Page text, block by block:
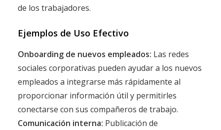
de los trabajadores.
Ejemplos de Uso Efectivo
Onboarding de nuevos empleados: Las redes
sociales corporativas pueden ayudar a los nuevos
empleados a integrarse más rápidamente al
proporcionar información útil y permitirles
conectarse con sus compañeros de trabajo.
Comunicación interna: Publicación de